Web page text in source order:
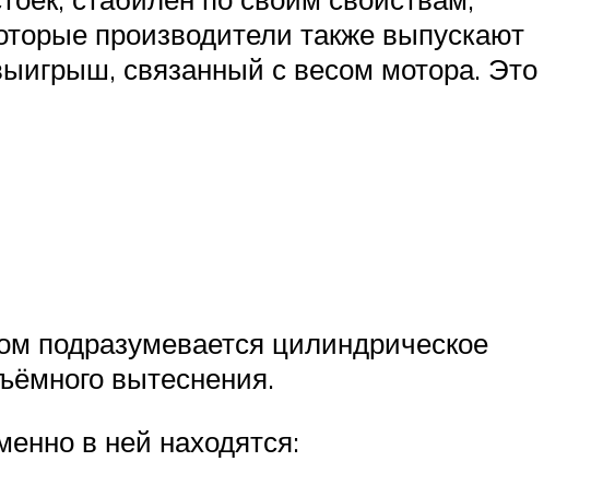
производители также выпускают
связанный с весом мотора. Это
подразумевается цилиндрическое
вытеснения.
в ней находятся: